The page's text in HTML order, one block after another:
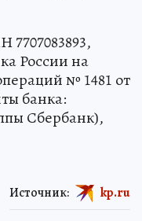
России на
№ 1481 от
банка:
Сбербанк),
Источник: kp.ru